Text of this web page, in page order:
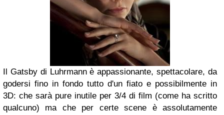
Il Gatsby di Luhrmannè appassionante, spettacolare, da
godersi fino in fondo tutto d'un fiato e possibilmente in
3D: che sarà pure inutile per 3/4 di film (come ha scritto
qualcuno) ma che per certe scene è assolutamente